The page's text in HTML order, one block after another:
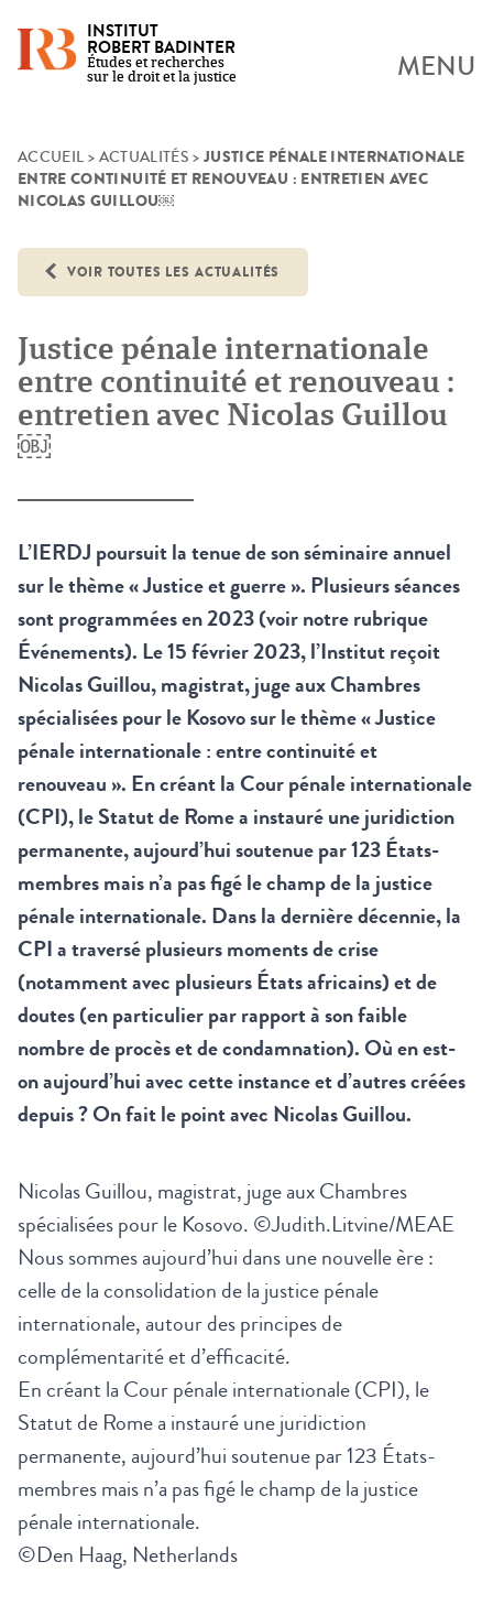
Skip
content
INSTITUT
ROBERT BADINTER
Études et recherches
sur le droit et la justice
MENU
ACCUEIL > ACTUALITÉS >JUSTICE PÉNALE INTERNATIONALE
ENTRE CONTINUITÉ ET RENOUVEAU : ENTRETIEN AVEC
NICOLAS GUILLOU￼
VOIR TOUTES LES ACTUALITÉS
Justice pénale internationale
entre continuité et renouveau :
entretien avec Nicolas Guillou
￼
L’IERDJ poursuit la tenue de son séminaire annuel
sur le thème « Justice et guerre ». Plusieurs séances
sont programmées en 2023 (voir notre rubrique
Événements). Le 15 février 2023, l’Institut reçoit
Nicolas Guillou, magistrat, juge aux Chambres
spécialisées pour le Kosovo sur le thème « Justice
pénale internationale : entre continuité et
renouveau ». En créant la Cour pénale internationale
(CPI), le Statut de Rome a instauré une juridiction
permanente, aujourd’hui soutenue par 123 États-
membres mais n’a pas figé le champ de la justice
pénale internationale. Dans la dernière décennie, la
CPI a traversé plusieurs moments de crise
(notamment avec plusieurs États africains) et de
doutes (en particulier par rapport à son faible
nombre de procès et de condamnation). Où en est-
on aujourd’hui avec cette instance et d’autres créées
depuis ? On fait le point avec Nicolas Guillou.
Nicolas Guillou, magistrat, juge aux Chambres
spécialisées pour le Kosovo. ©Judith.Litvine/MEAE
Nous sommes aujourd’hui dans une nouvelle ère :
celle de la consolidation de la justice pénale
internationale, autour des principes de
complémentarité et d’efficacité.
En créant la Cour pénale internationale (CPI), le
Statut de Rome a instauré une juridiction
permanente, aujourd’hui soutenue par 123 États-
membres mais n’a pas figé le champ de la justice
pénale internationale.
©Den Haag, Netherlands